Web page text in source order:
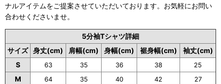
ナルアイテムをご提案させていただいております。お気軽にお問い
合わせくださいませ。
5分袖Tシャツ詳細
サイズ 身丈(cm) 肩幅(cm) 身幅(cm) 裾身幅(cm)
袖丈(cm)
S
63 35 36 38 25
M 64 35 40 42 27